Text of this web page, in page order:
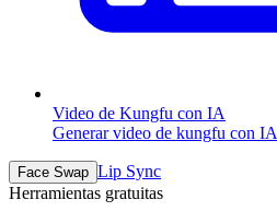
Video de Kungfu con IA
Generar video de kungfu con IA
Face Swap Lip Sync
Herramientas gratuitas